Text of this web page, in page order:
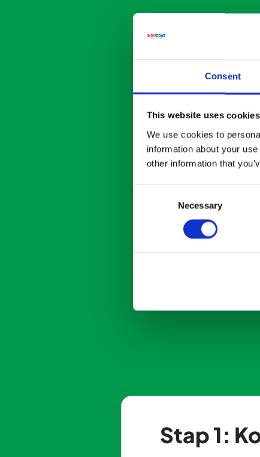
Consent
This website uses cookies
We use cookies to
information about your
other information that
Necessary
Stap 1: